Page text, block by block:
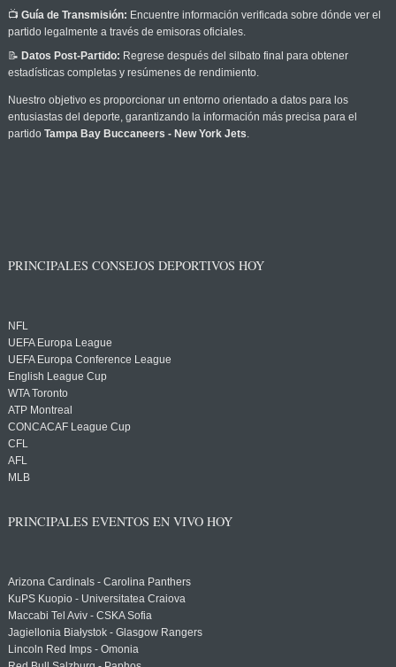
📺 Guía de Transmisión: Encuentre información verificada sobre dónde ver el
partido legalmente a través de emisoras oficiales.
📝 Datos Post-Partido: Regrese después del silbato final para obtener
estadísticas completas y resúmenes de rendimiento.
Nuestro objetivo es proporcionar un entorno orientado a datos para los
entusiastas del deporte, garantizando la información más precisa para el
partido Tampa Bay Buccaneers - New York Jets.
PRINCIPALES CONSEJOS DEPORTIVOS HOY
NFL
UEFA Europa League
UEFA Europa Conference League
English League Cup
WTA Toronto
ATP Montreal
CONCACAF League Cup
CFL
AFL
MLB
PRINCIPALES EVENTOS EN VIVO HOY
Arizona Cardinals - Carolina Panthers
KuPS Kuopio - Universitatea Craiova
Maccabi Tel Aviv - CSKA Sofia
Jagiellonia Białystok - Glasgow Rangers
Lincoln Red Imps - Omonia